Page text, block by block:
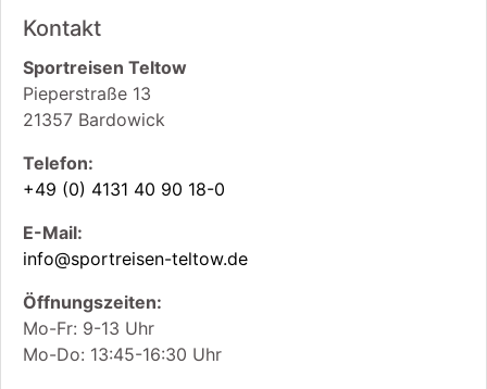
Kontakt
Sportreisen Teltow
Pieperstraße 13
21357 Bardowick
Telefon:
+49 (0) 4131 40 90 18-0
E-Mail:
info@sportreisen-teltow.de
Öffnungszeiten:
Mo-Fr: 9-13 Uhr
Mo-Do: 13:45-16:30 Uhr